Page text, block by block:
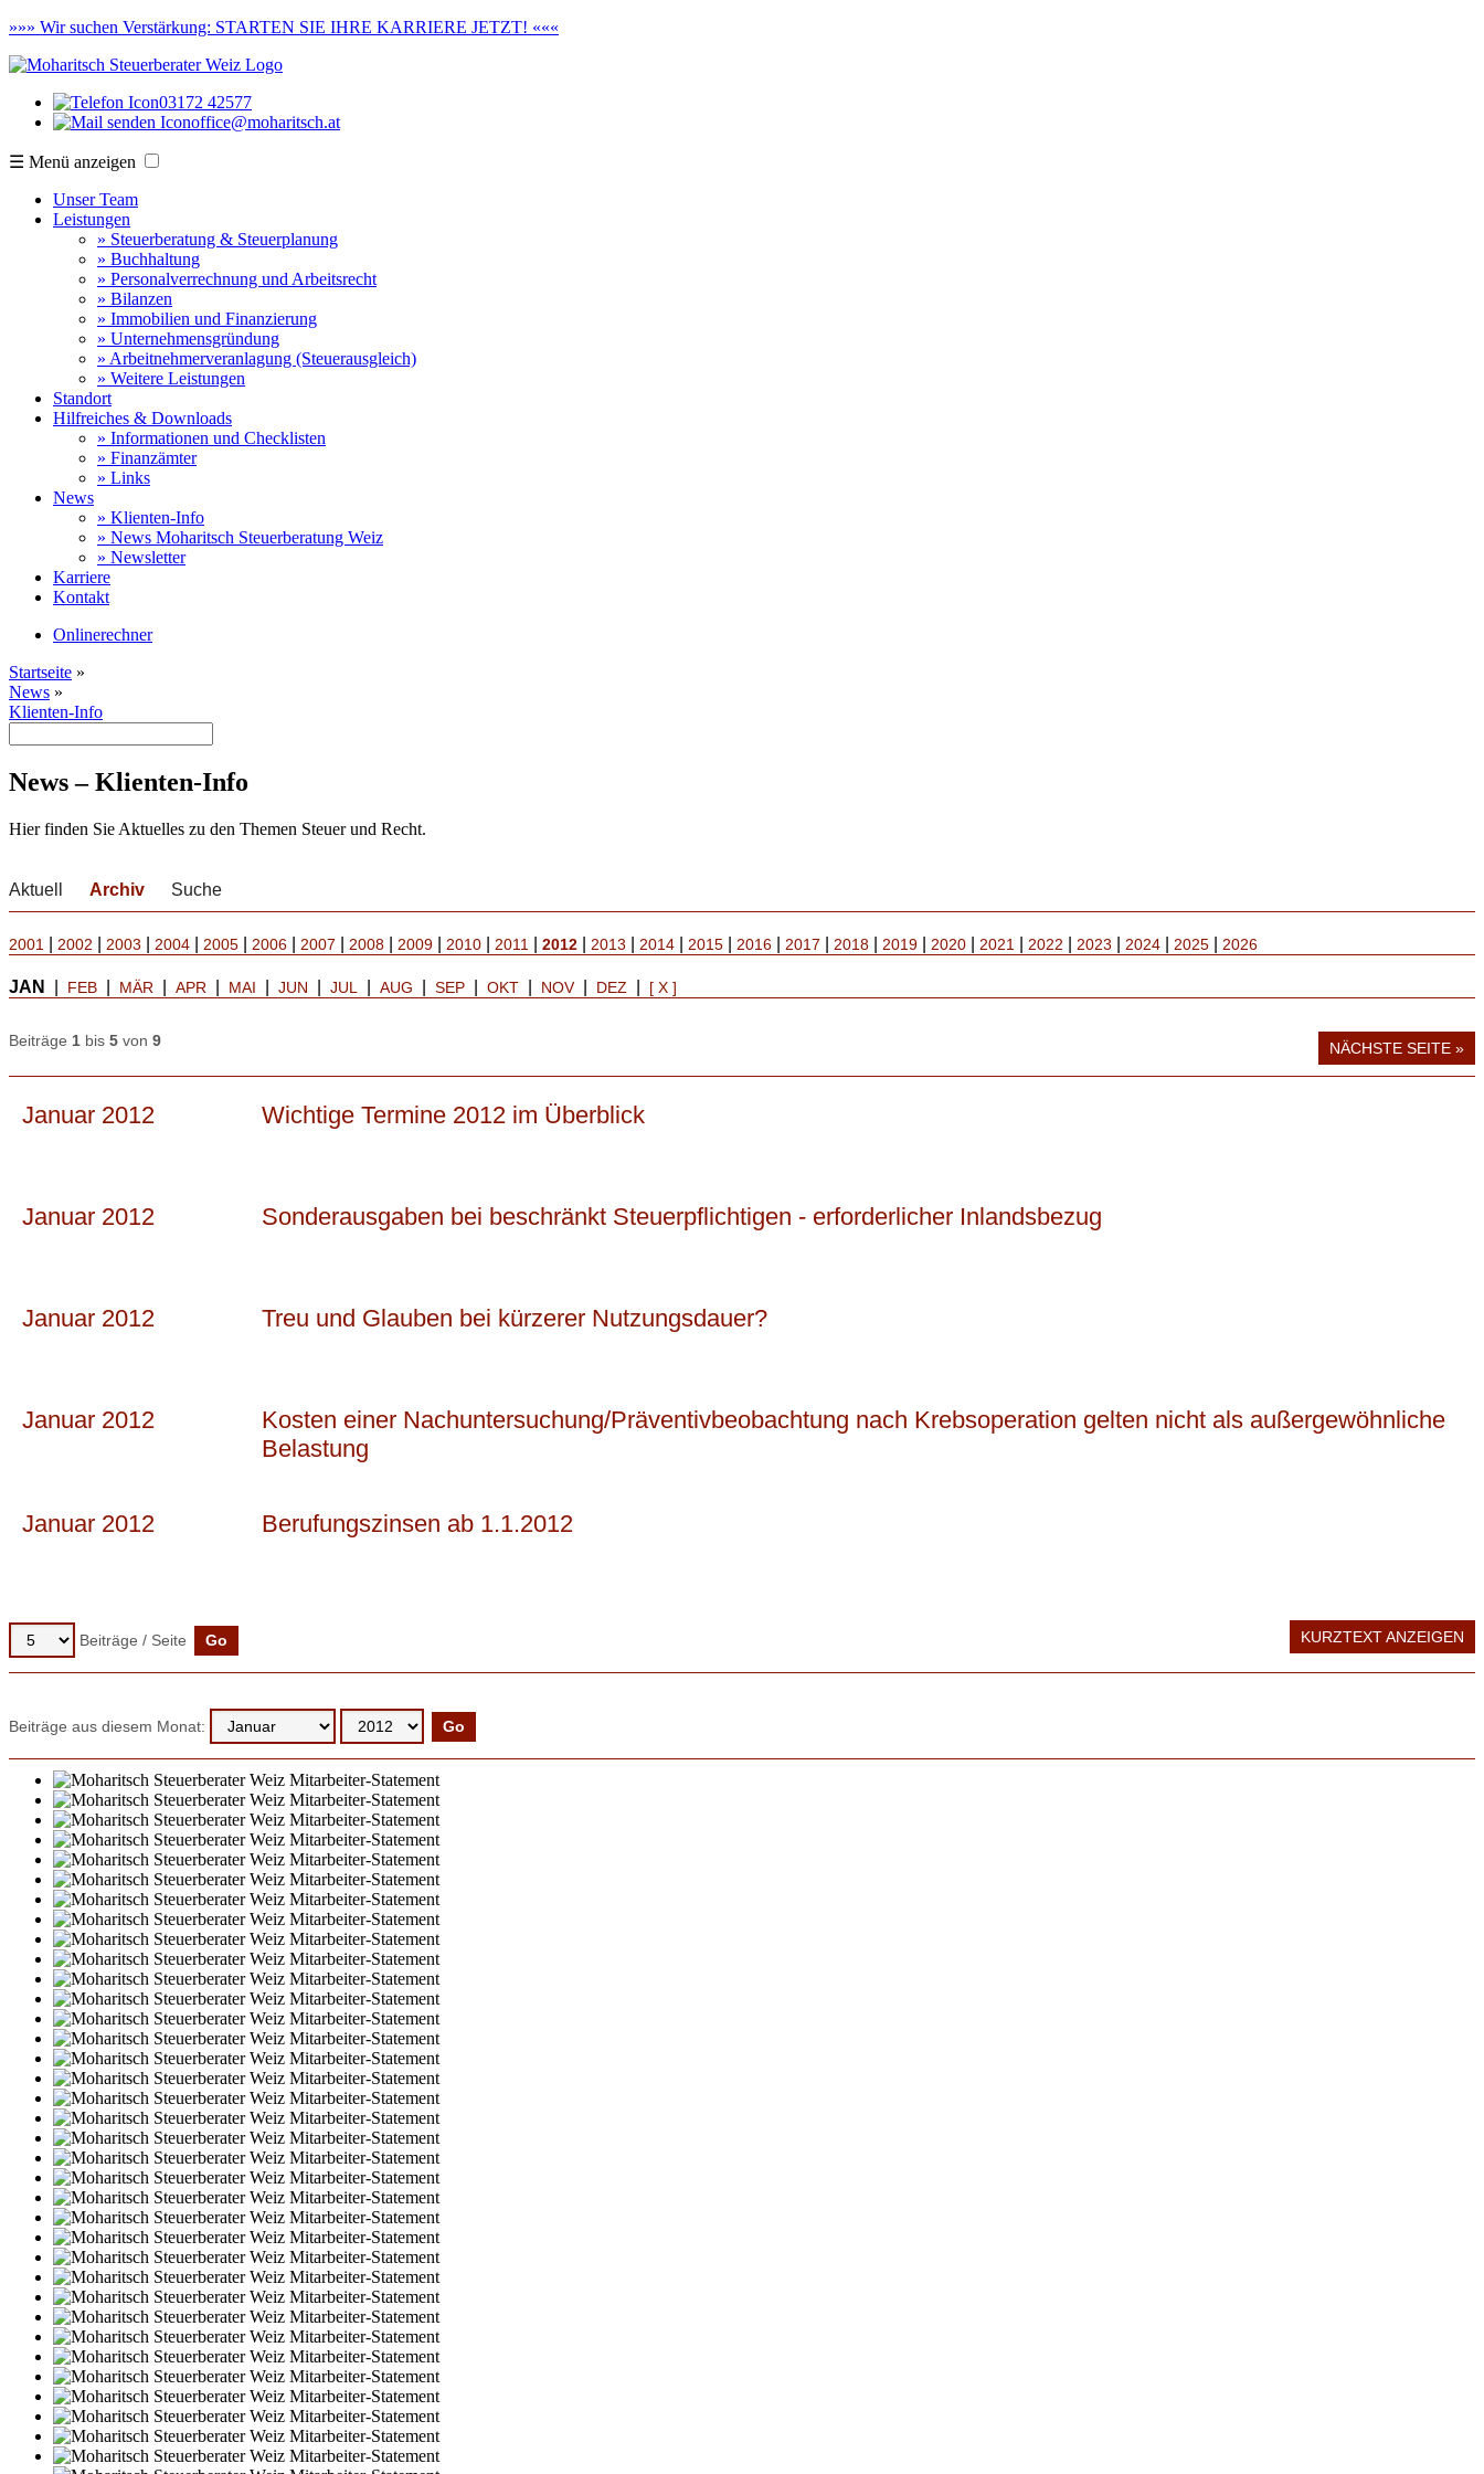
»»» Wir suchen Verstärkung: STARTEN SIE IHRE KARRIERE JETZT! «««
03172 42577
office@moharitsch.at
☰ Menü anzeigen
Unser Team
Leistungen
» Steuerberatung & Steuerplanung
» Buchhaltung
» Personalverrechnung und Arbeitsrecht
» Bilanzen
» Immobilien und Finanzierung
» Unternehmensgründung
» Arbeitnehmerveranlagung (Steuerausgleich)
» Weitere Leistungen
Standort
Hilfreiches & Downloads
» Informationen und Checklisten
» Finanzämter
» Links
News
» Klienten-Info
» News Moharitsch Steuerberatung Weiz
» Newsletter
Karriere
Kontakt
Onlinerechner
Startseite »
News »
Klienten-Info
News – Klienten-Info
Hier finden Sie Aktuelles zu den Themen Steuer und Recht.
Aktuell Archiv Suche
2001 2002 2003 2004 2005 2006 2007 2008 2009 2010 2011 2012 2013 2014 2015 2016 2017 2018 2019 2020 2021 2022 2023 2024 2025 2026
JAN FEB MÄR APR MAI JUN JUL AUG SEP OKT NOV| DEZ [ X ]
Beiträge 1 bis 5 von 9 NÄCHSTE SEITE »
Januar 2012 Wichtige Termine 2012 im Überblick
Januar 2012 Sonderausgaben bei beschränkt Steuerpflichtigen - erforderlicher Inlandsbezug
Januar 2012 Treu und Glauben bei kürzerer Nutzungsdauer?
Januar 2012
Kosten einer Nachuntersuchung/Präventivbeobachtung nach Krebsoperation gelten nicht als außergewöhnliche
Belastung
Januar 2012 Berufungszinsen ab 1.1.2012
Beiträge / Seite KURZTEXT ANZEIGEN
Beiträge aus diesem Monat: